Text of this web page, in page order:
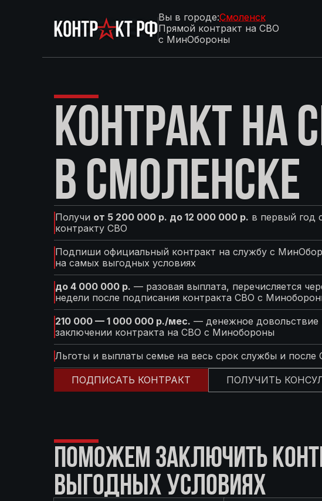
Вы в городе:Смоленск
Прямой контракт на СВО
с МинОбороны
КОНТРАКТ НА
В СМОЛЕНСКЕ
Получи от 5 200 000 р. до 12 000 000 р. в первый год
контракту СВО
Подпиши официальный контракт на службу с
на самых выгодных условиях
до 4 000 000 р. — разовая выплата, перечисляется
недели после подписания контракта СВО с
210 000 — 1 000 000 р./мес. — денежное довольствие
заключении контракта на СВО с Минобороны
Льготы и выплаты семье на весь срок службы и после
ПОДПИСАТЬ КОНТРАКТ ПОЛУЧИТЬ
ПОМОЖЕМ ЗАКЛЮЧИТЬ
ВЫГОДНЫХ УСЛОВИЯХ